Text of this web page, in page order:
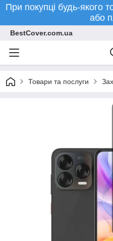
При покупці будь-якого
або
BestCover.com.ua
Товари та послуги